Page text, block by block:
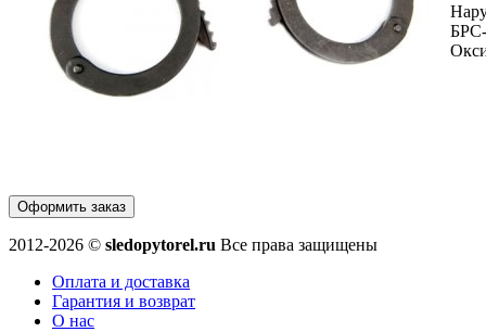
Оформить заказ
2012-2026 © sledopytorel.ru Все права защищены
Оплата и доставка
Гарантия и возврат
О нас